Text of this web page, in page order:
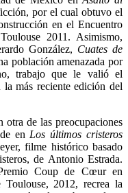
por el cual obtuvo el
en el Encuentro
2011. Asimismo,
González, Cuates de
población amenazada por
trabajo que le valió el
más reciente edición del
otra de las preocupaciones
en Los últimos cristeros
filme histórico basado
de Antonio Estrada.
Coup de Cœur en
2012, recrea la